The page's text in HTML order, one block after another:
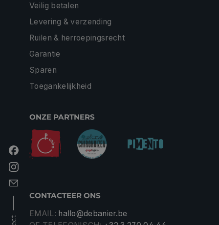
Veilig betalen
Levering & verzending
Ruilen & herroepingsrecht
Garantie
Sparen
Toegankelijkheid
ONZE PARTNERS
CONTACTEER ONS
EMAIL: hallo@debanier.be